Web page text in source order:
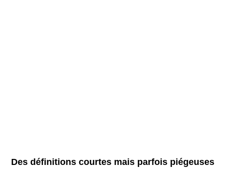
Des définitions courtes mais parfois piégeuses